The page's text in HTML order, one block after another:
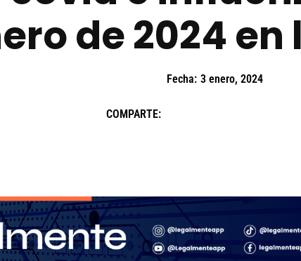
de 2024
Fecha: 3 enero, 2024
COMPARTE: